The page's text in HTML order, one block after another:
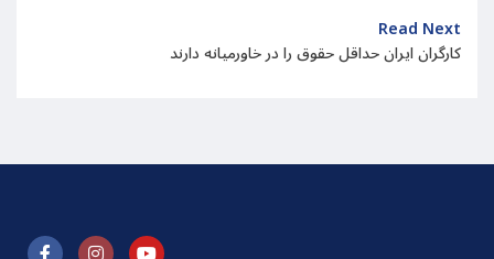
Read Next
کارگران ایران حداقل حقوق را در خاورمیانه دارند